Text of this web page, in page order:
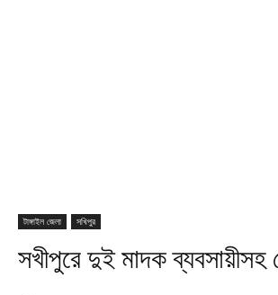
টাঙ্গাইল জেলা সখিপুর
সখীপুরে দুই মাদক